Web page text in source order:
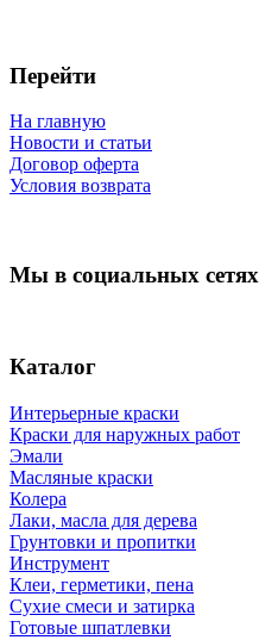
Перейти
На главную
Новости и статьи
Договор оферта
Условия возврата
Мы в социальных сетях
Каталог
Интерьерные краски
Краски для наружных работ
Эмали
Масляные краски
Колера
Лаки, масла для дерева
Грунтовки и пропитки
Инструмент
Клеи, герметики, пена
Сухие смеси и затирка
Готовые шпатлевки